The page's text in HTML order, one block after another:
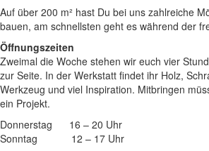
Auf über 200 m² hast Du bei uns zahlreiche
bauen, am schnellsten geht es während der
Öffnungszeiten
Zweimal die Woche stehen wir euch vier
zur Seite. In der Werkstatt findet ihr Holz,
Werkzeug und viel Inspiration. Mitbringen
ein Projekt.
Donnerstag 16 – 20 Uhr
Sonntag 12 – 17 Uhr